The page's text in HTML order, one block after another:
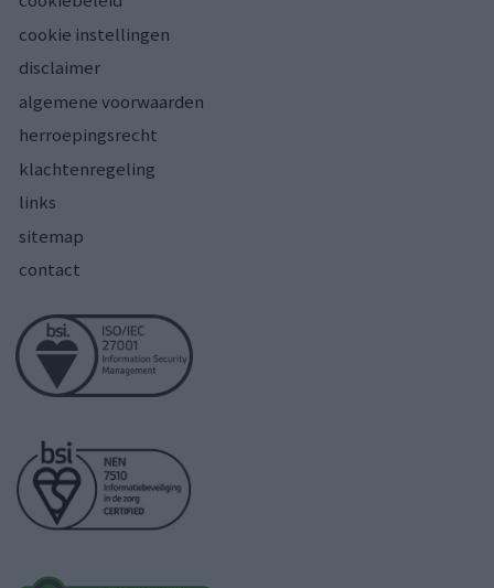
cookie instellingen
disclaimer
algemene voorwaarden
herroepingsrecht
klachtenregeling
links
sitemap
contact